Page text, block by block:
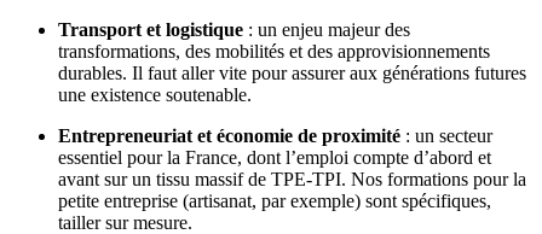
Transport et logistique : un enjeu majeur des
transformations, des mobilités et des approvisionnements
durables. Il faut aller vite pour assurer aux générations futures
une existence soutenable.
Entrepreneuriat et économie de proximité : un secteur
essentiel pour la France, dont l’emploi compte d’abord et
avant sur un tissu massif de TPE-TPI. Nos formations pour la
petite entreprise (artisanat, par exemple) sont spécifiques,
tailler sur mesure.